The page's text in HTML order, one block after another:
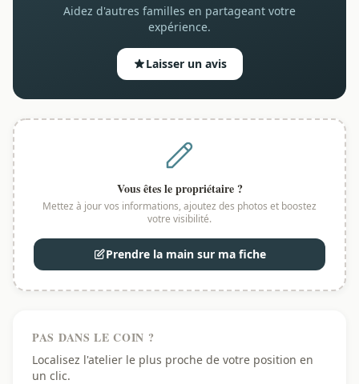
Aidez d'autres familles en partageant votre
expérience.
Laisser un avis
Vous êtes le propriétaire ?
Mettez à jour vos informations, ajoutez des photos et boostez
votre visibilité.
Prendre la main sur ma fiche
PAS DANS LE COIN ?
Localisez l'atelier le plus proche de votre position en
un clic.